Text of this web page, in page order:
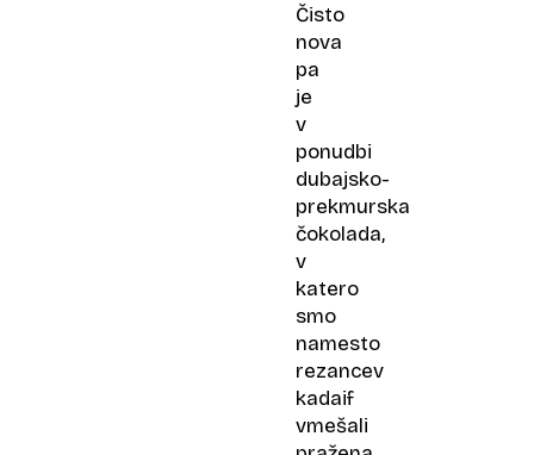
Čisto
nova
pa
je
v
ponudbi
dubajsko-
prekmurska
čokolada,
v
katero
smo
namesto
rezancev
kadaif
vmešali